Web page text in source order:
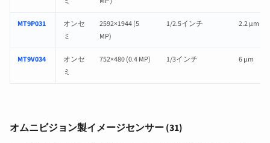
MT9P031
オンセ
ミ
2592×1944 (5
MP)
1/2.5インチ 2.2 µm
MT9V034
オンセ
ミ
752×480 (0.4 MP) 1/3インチ 6 µm
オムニビジョン製イメージセンサー (31)